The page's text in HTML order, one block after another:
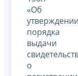
«Об
утверждении
порядка
выдачи
о